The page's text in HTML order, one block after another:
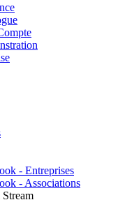
- Entreprises
- Associations
Stream